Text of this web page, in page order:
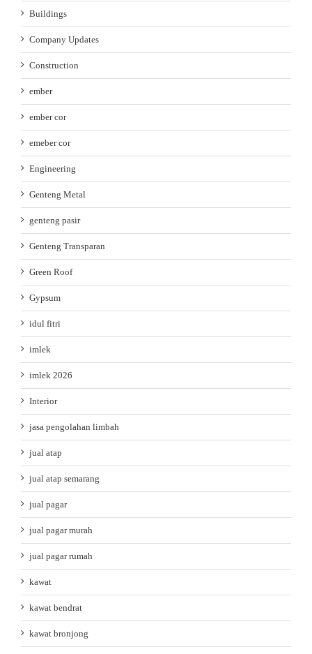
Buildings
Company Updates
Construction
ember
ember cor
emeber cor
Engineering
Genteng Metal
genteng pasir
Genteng Transparan
Green Roof
Gypsum
idul fitri
imlek
imlek 2026
Interior
jasa pengolahan limbah
jual atap
jual atap semarang
jual pagar
jual pagar murah
jual pagar rumah
kawat
kawat bendrat
kawat bronjong